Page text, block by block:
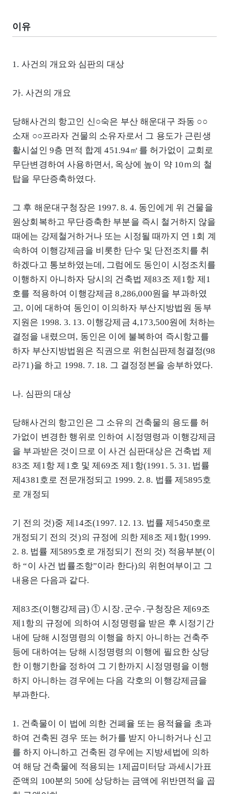
이유
1. 사건의 개요와 심판의 대상
가. 사건의 개요
당해사건의 항고인 신○숙은 부산 해운대구 좌동 ○○
소재 ○○프라자 건물의 소유자로서 그 용도가 근린생
활시설인 9층 면적 합계 451.94㎡를 허가없이 교회로
무단변경하여 사용하면서, 옥상에 높이 약 10ｍ의 철
탑을 무단증축하였다.
그 후 해운대구청장은 1997. 8. 4. 동인에게 위 건물을
원상회복하고 무단증축한 부분을 즉시 철거하지 않을
때에는 강제철거하거나 또는 시정될 때까지 연 1회 계
속하여 이행강제금을 비롯한 단수 및 단전조치를 취
하겠다고 통보하였는데, 그럼에도 동인이 시정조치를
이행하지 아니하자 당시의 건축법 제83조 제1항 제1
호를 적용하여 이행강제금 8,286,000원을 부과하였
고, 이에 대하여 동인이 이의하자 부산지방법원 동부
지원은 1998. 3. 13. 이행강제금 4,173,500원에 처하는
결정을 내렸으며, 동인은 이에 불복하여 즉시항고를
하자 부산지방법원은 직권으로 위헌심판제청결정(98
라71)을 하고 1998. 7. 18. 그 결정정본을 송부하였다.
나. 심판의 대상
당해사건의 항고인은 그 소유의 건축물의 용도를 허
가없이 변경한 행위로 인하여 시정명령과 이행강제금
을 부과받은 것이므로 이 사건 심판대상은 건축법 제
83조 제1항 제1호 및 제69조 제1항(1991. 5. 31. 법률
제4381호로 전문개정되고 1999. 2. 8. 법률 제5895호
로 개정되
기 전의 것)중 제14조(1997. 12. 13. 법률 제5450호로
개정되기 전의 것)의 규정에 의한 제8조 제1항(1999.
2. 8. 법률 제5895호로 개정되기 전의 것) 적용부분(이
하 “이 사건 법률조항”이라 한다)의 위헌여부이고 그
내용은 다음과 같다.
제83조(이행강제금) ① 시장․군수․구청장은 제69조
제1항의 규정에 의하여 시정명령을 받은 후 시정기간
내에 당해 시정명령의 이행을 하지 아니하는 건축주
등에 대하여는 당해 시정명령의 이행에 필요한 상당
한 이행기한을 정하여 그 기한까지 시정명령을 이행
하지 아니하는 경우에는 다음 각호의 이행강제금을
부과한다.
1. 건축물이 이 법에 의한 건폐율 또는 용적율을 초과
하여 건축된 경우 또는 허가를 받지 아니하거나 신고
를 하지 아니하고 건축된 경우에는 지방세법에 의하
여 해당 건축물에 적용되는 1제곱미터당 과세시가표
준액의 100분의 50에 상당하는 금액에 위반면적을 곱